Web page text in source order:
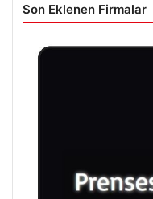
Son Eklenen Firmalar